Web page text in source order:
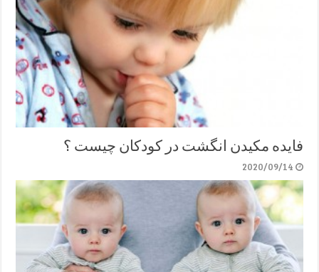
فایده مکیدن انگشت در کودکان چیست ؟
2020/09/14